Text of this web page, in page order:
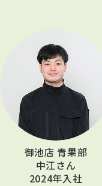
御池店 青果部
中江さん
2024年入社